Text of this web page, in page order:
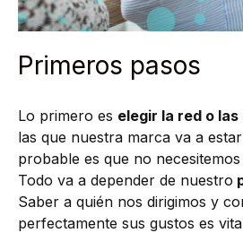
Primeros pasos
Lo primero es elegir la red o
las que nuestra marca va a
probable es que no
Todo va a depender de nuestro
Saber a quién nos dirigimos y
perfectamente sus gustos es